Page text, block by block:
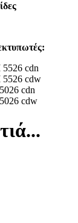
cdn
cdw
cdn
cdw